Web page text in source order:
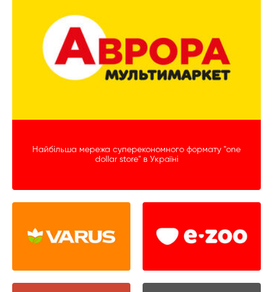
Все для туризму
Дозвілля та відпочинок Годинники
Домашній текстиль
Найбільша мережа суперекономного формату "one
dollar store" в Україні